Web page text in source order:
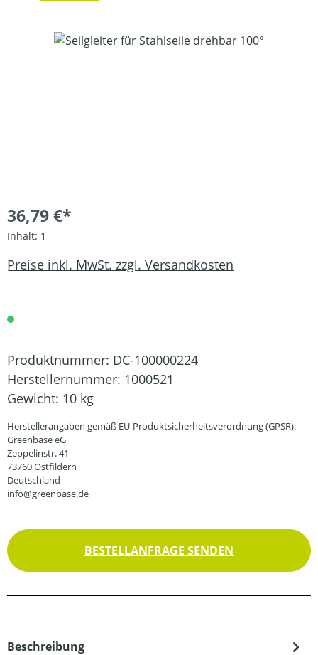
Bildergalerie überspringen
36,79 €*
Inhalt: 1
Preise inkl. MwSt. zzgl. Versandkosten
Produktnummer: DC-100000224
Herstellernummer: 1000521
Gewicht: 10 kg
Herstellerangaben gemäß EU-Produktsicherheitsverordnung (GPSR):
Greenbase eG
Zeppelinstr. 41
73760 Ostfildern
Deutschland
info@greenbase.de
BESTELLANFRAGE SENDEN
Beschreibung